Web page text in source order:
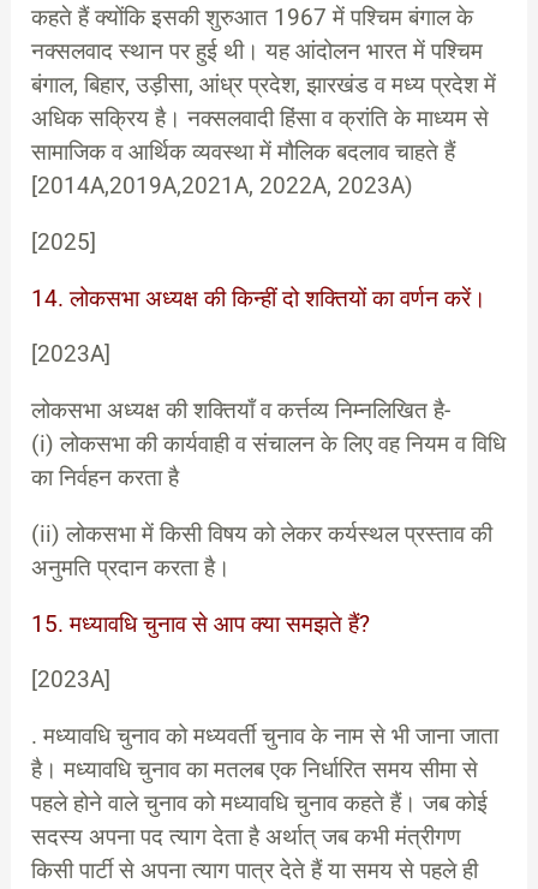
कहते हैं क्योंकि इसकी शुरुआत 1967 में पश्चिम बंगाल के
नक्सलवाद स्थान पर हुई थी। यह आंदोलन भारत में पश्चिम
बंगाल, बिहार, उड़ीसा, आंध्र प्रदेश, झारखंड व मध्य प्रदेश में
अधिक सक्रिय है। नक्सलवादी हिंसा व क्रांति के माध्यम से
सामाजिक व आर्थिक व्यवस्था में मौलिक बदलाव चाहते हैं
[2014A,2019A,2021A, 2022A, 2023A)
[2025]
14. लोकसभा अध्यक्ष की किन्हीं दो शक्तियों का वर्णन करें।
[2023A]
लोकसभा अध्यक्ष की शक्तियाँ व कर्त्तव्य निम्नलिखित है-
(i) लोकसभा की कार्यवाही व संचालन के लिए वह नियम व विधि
का निर्वहन करता है
(ii) लोकसभा में किसी विषय को लेकर कर्यस्थल प्रस्ताव की
अनुमति प्रदान करता है।
15. मध्यावधि चुनाव से आप क्या समझते हैं?
[2023A]
. मध्यावधि चुनाव को मध्यवर्ती चुनाव के नाम से भी जाना जाता
है। मध्यावधि चुनाव का मतलब एक निर्धारित समय सीमा से
पहले होने वाले चुनाव को मध्यावधि चुनाव कहते हैं। जब कोई
सदस्य अपना पद त्याग देता है अर्थात् जब कभी मंत्रीगण
किसी पार्टी से अपना त्याग पात्र देते हैं या समय से पहले ही